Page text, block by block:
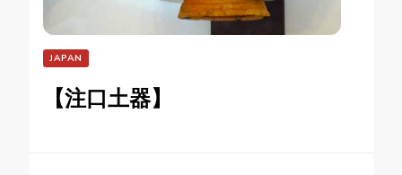
JAPAN
【注口土器】